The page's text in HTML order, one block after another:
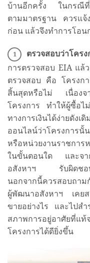
บ้านอีกครั้ง ในกรณีที่ง
ตามมาตรฐาน ควรแจ้
ก่อน แล้วจึงทำการโอ
ตรวจสอบว่าโคร
การตรวจสอบ EIA แล้
ตรวจสอบ คือ โครงก
สิ้นสุดหรือไม่ เนื่องจ
โครงการ ทำให้ผู้ซื้อไ
ทางการเงินได้ง่ายดั
ออนไลน์ว่าโครงการ
หรือหน่วยงานราชกา
ในขั้นตอนใด และจา
อสังหาฯ รับผิดชอบต่
นอกจากนี้ควรสอบถาม
ผู้พัฒนาอสังหาฯ เคยส
ขายอย่างไร และไปส
สภาพการอยู่อาศัยที่แท้
โครงการได้ดียิ่งขึ้น